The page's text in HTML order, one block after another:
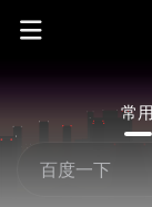
常用